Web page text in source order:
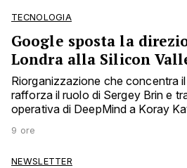
TECNOLOGIA
Google sposta la
Londra alla Silicon
Riorganizzazione che concentra
rafforza il ruolo di Sergey Brin e
operativa di DeepMind a Koray
9 ore
NEWSLETTER